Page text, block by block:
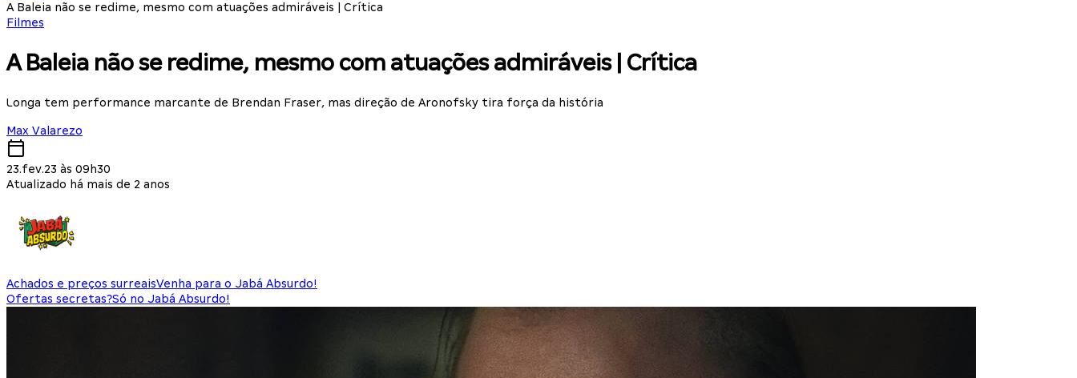
A Baleia não se redime, mesmo com atuações admiráveis | Crítica
Filmes
A Baleia não se redime, mesmo com atuações admiráveis | Crítica
Longa tem performance marcante de Brendan Fraser, mas direção de Aronofsky tira força da história
Max Valarezo
23.fev.23 às 09h30
Atualizado há mais de 2 anos
Achados e preços surreaisVenha para o Jabá Absurdo!
Ofertas secretas?Só no Jabá Absurdo!